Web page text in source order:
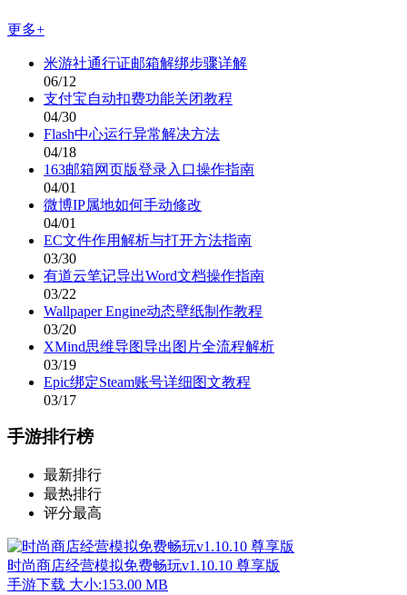
更多+
米游社通行证邮箱解绑步骤详解
06/12
支付宝自动扣费功能关闭教程
04/30
Flash中心运行异常解决方法
04/18
163邮箱网页版登录入口操作指南
04/01
微博IP属地如何手动修改
04/01
EC文件作用解析与打开方法指南
03/30
有道云笔记导出Word文档操作指南
03/22
Wallpaper Engine动态壁纸制作教程
03/20
XMind思维导图导出图片全流程解析
03/19
Epic绑定Steam账号详细图文教程
03/17
手游排行榜
最新排行
最热排行
评分最高
时尚商店经营模拟免费畅玩v1.10.10 尊享版
手游下载 大小:153.00 MB